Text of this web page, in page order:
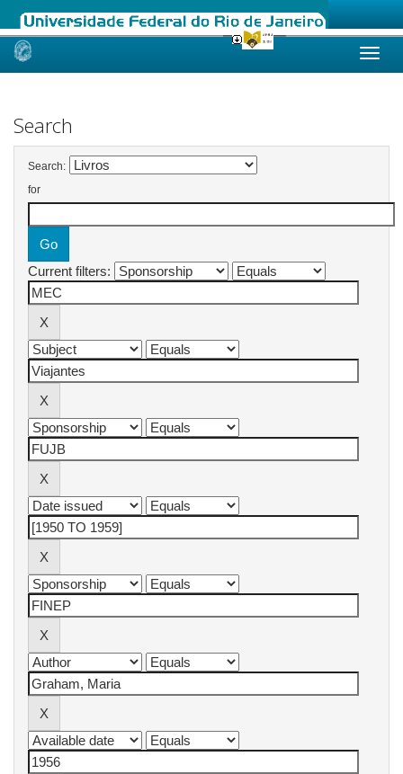
Skip
Search
Search:
for
Current filters: